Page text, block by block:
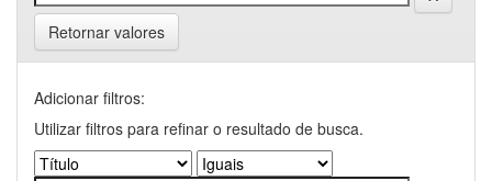
Retornar valores
Adicionar filtros:
Utilizar filtros para refinar o resultado de busca.